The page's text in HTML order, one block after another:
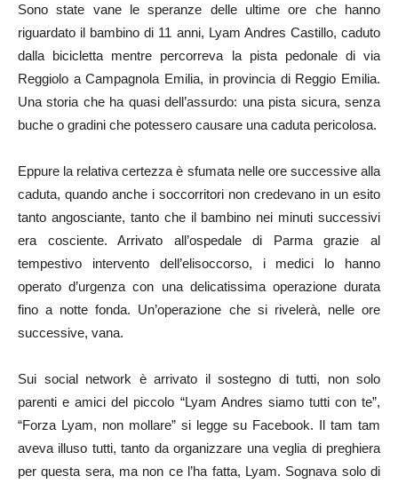
Sono state vane le speranze delle ultime ore che hanno
riguardato il bambino di 11 anni, Lyam Andres Castillo, caduto
dalla bicicletta mentre percorreva la pista pedonale di via
Reggiolo a Campagnola Emilia, in provincia di Reggio Emilia.
Una storia che ha quasi dell’assurdo: una pista sicura, senza
buche o gradini che potessero causare una caduta pericolosa.
Eppure la relativa certezza è sfumata nelle ore successive alla
caduta, quando anche i soccorritori non credevano in un esito
tanto angosciante, tanto che il bambino nei minuti successivi
era cosciente. Arrivato all’ospedale di Parma grazie al
tempestivo intervento dell’elisoccorso, i medici lo hanno
operato d’urgenza con una delicatissima operazione durata
fino a notte fonda. Un’operazione che si rivelerà, nelle ore
successive, vana.
Sui social network è arrivato il sostegno di tutti, non solo
parenti e amici del piccolo “Lyam Andres siamo tutti con te”,
“Forza Lyam, non mollare” si legge su Facebook. Il tam tam
aveva illuso tutti, tanto da organizzare una veglia di preghiera
per questa sera, ma non ce l’ha fatta, Lyam. Sognava solo di